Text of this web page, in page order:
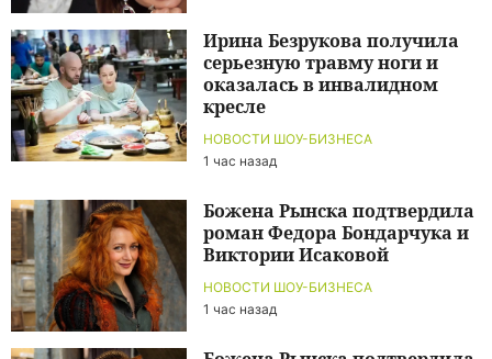
НОВОСТИ ШОУ-БИЗНЕСА
1 час назад
Ирина Безрукова получила
серьезную травму ноги и
оказалась в инвалидном
кресле
НОВОСТИ ШОУ-БИЗНЕСА
1 час назад
Божена Рынска подтвердила
роман Федора Бондарчука и
Виктории Исаковой